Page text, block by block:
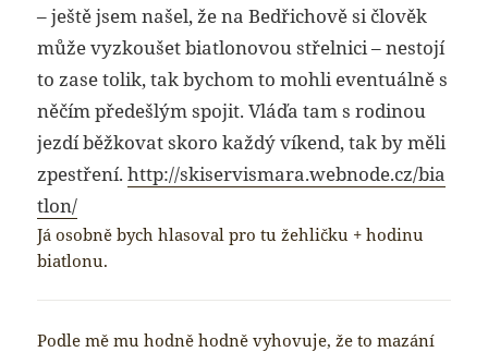
– ještě jsem našel, že na Bedřichově si člověk
může vyzkoušet biatlonovou střelnici – nestojí
to zase tolik, tak bychom to mohli eventuálně s
něčím předešlým spojit. Vláďa tam s rodinou
jezdí běžkovat skoro každý víkend, tak by měli
zpestření.http://skiservismara.webnode.cz/bia
tlon/
Já osobně bych hlasoval pro tu žehličku + hodinu
biatlonu.
Podle mě mu hodně hodně vyhovuje, že to mazání